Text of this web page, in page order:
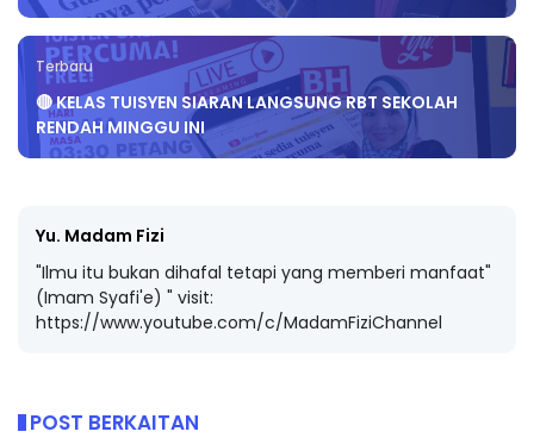
Terbaru
🔴 KELAS TUISYEN SIARAN LANGSUNG RBT SEKOLAH
RENDAH MINGGU INI
Yu. Madam Fizi
"Ilmu itu bukan dihafal tetapi yang memberi manfaat"
(Imam Syafi'e) " visit:
https://www.youtube.com/c/MadamFiziChannel
POST BERKAITAN